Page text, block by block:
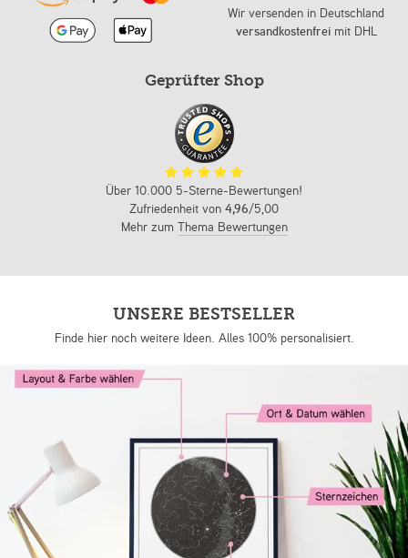
Wir versenden in Deutschland
versandkostenfreimit DHL
Geprüfter Shop
Über 10.000 5-Sterne-Bewertungen!
Zufriedenheit von 4,96/5,00
Mehr zum Thema Bewertungen
UNSERE BESTSELLER
Finde hier noch weitere Ideen. Alles 100% personalisiert.